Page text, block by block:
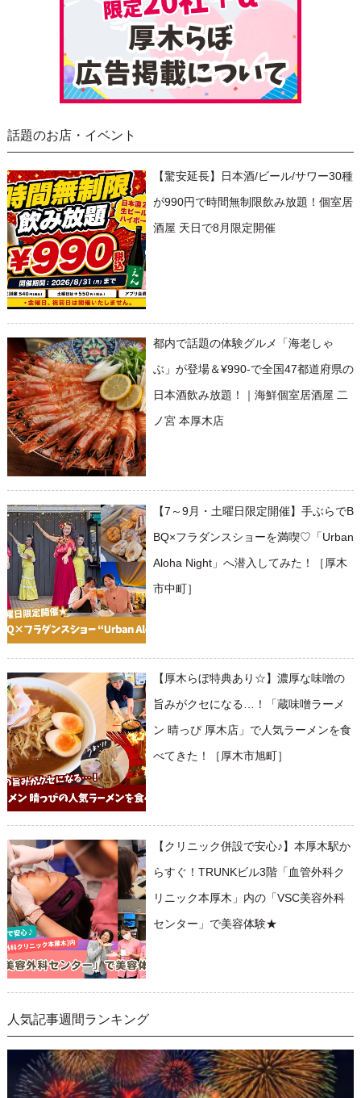
話題のお店・イベント
【驚安延長】日本酒/ビール/サワー30種
が990円で時間無制限飲み放題！個室居
酒屋 天日で8月限定開催
都内で話題の体験グルメ「海老しゃ
ぶ」が登場＆¥990-で全国47都道府県の
日本酒飲み放題！｜海鮮個室居酒屋 二
ノ宮 本厚木店
【7～9月・土曜日限定開催】手ぶらでB
BQ×フラダンスショーを満喫♡「Urban
Aloha Night」へ潜入してみた！［厚木
市中町］
【厚木らぼ特典あり☆】濃厚な味噌の
旨みがクセになる…！「蔵味噌ラーメ
ン 晴っぴ 厚木店」で人気ラーメンを食
べてきた！［厚木市旭町］
【クリニック併設で安心♪】本厚木駅か
らすぐ！TRUNKビル3階「血管外科ク
リニック本厚木」内の「VSC美容外科
センター」で美容体験★
人気記事週間ランキング